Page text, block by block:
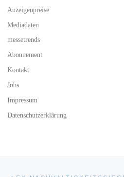
Anzeigenpreise
Mediadaten
messetrends
Abonnement
Kontakt
Jobs
Impressum
Datenschutzerklärung